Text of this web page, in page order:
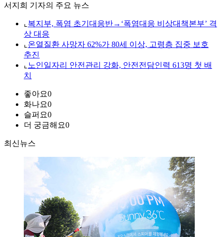
서지희 기자의 주요 뉴스
⌞ 복지부, 폭염 초기대응반→‘폭염대응 비상대책본부’ 격
상 대응
⌞ 온열질환 사망자 62%가 80세 이상, 고령층 집중 보호
추진
⌞ 노인일자리 안전관리 강화, 안전전담인력 613명 첫 배
치
좋아요0
화나요0
슬퍼요0
더 궁금해요0
최신뉴스